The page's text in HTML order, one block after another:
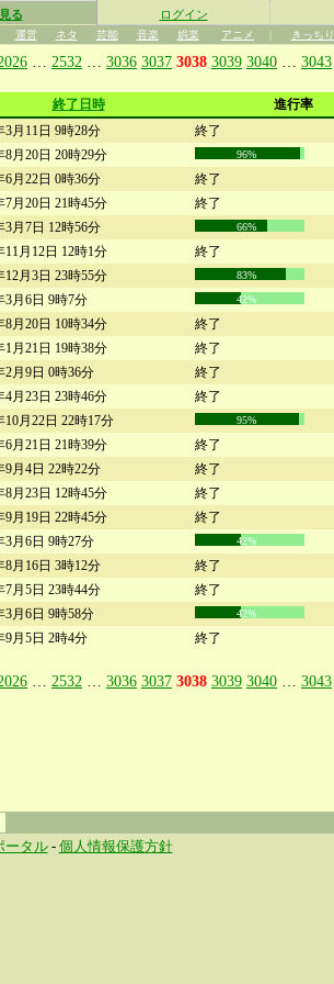
見る ログイン
運営 ネタ 芸能 音楽 娯楽 アニメ | きっちり
2532 3036 3037 3038 3039 3040 3043
終了日時 進行率
3月11日 9時28分 終了
8月20日 20時29分 96%
6月22日 0時36分 終了
7月20日 21時45分 終了
3月7日 12時56分 66%
11月12日 12時1分 終了
12月3日 23時55分 83%
3月6日 9時7分 42%
8月20日 10時34分 終了
1月21日 19時38分 終了
2月9日 0時36分 終了
4月23日 23時46分 終了
10月22日 22時17分 95%
6月21日 21時39分 終了
9月4日 22時22分 終了
8月23日 12時45分 終了
9月19日 22時45分 終了
3月6日 9時27分 42%
8月16日 3時12分 終了
7月5日 23時44分 終了
3月6日 9時58分 42%
9月5日 2時4分 終了
2532 3036 3037 3038 3039 3040 3043
ータル- 個人情報保護方針